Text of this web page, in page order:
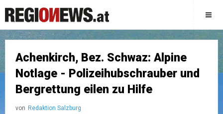
Achenkirch, Bez. Schwaz: Alpine
Notlage - Polizeihubschrauber und
Bergrettung eilen zu Hilfe
von Redaktion Salzburg